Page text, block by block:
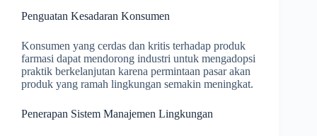
Penguatan Kesadaran Konsumen
Konsumen yang cerdas dan kritis terhadap produk
farmasi dapat mendorong industri untuk mengadopsi
praktik berkelanjutan karena permintaan pasar akan
produk yang ramah lingkungan semakin meningkat.
Penerapan Sistem Manajemen Lingkungan